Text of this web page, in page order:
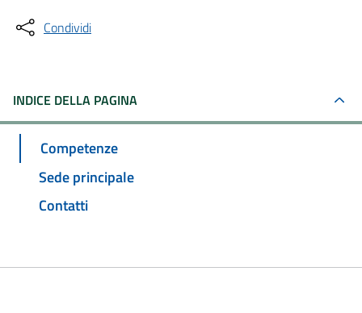
Condividi
INDICE DELLA PAGINA
Competenze
Sede principale
Contatti